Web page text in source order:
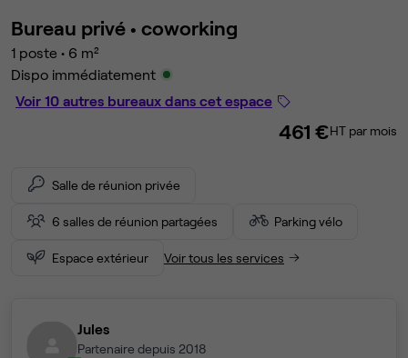
Bureau privé • coworking
1 poste • 6 m²
Dispo immédiatement
Voir 10 autres bureaux dans cet espace
461 €HT par mois
Salle de réunion privée
6 salles de réunion partagées Parking vélo
Espace extérieur Voir tous les services
Jules
Partenaire depuis 2018